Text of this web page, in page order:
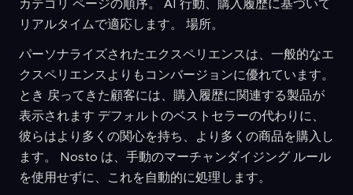
カテゴリ ページの順序。 AI 行動、購入履歴に基づいて
リアルタイムで適応します。 場所。
パーソナライズされたエクスペリエンスは、一般的なエ
クスペリエンスよりもコンバージョンに優れています。
とき 戻ってきた顧客には、購入履歴に関連する製品が
表示されます デフォルトのベストセラーの代わりに、
彼らはより多くの関心を持ち、より多くの商品を購入し
ます。 Nosto は、手動のマーチャンダイジング ルール
を使用せずに、これを自動的に処理します。